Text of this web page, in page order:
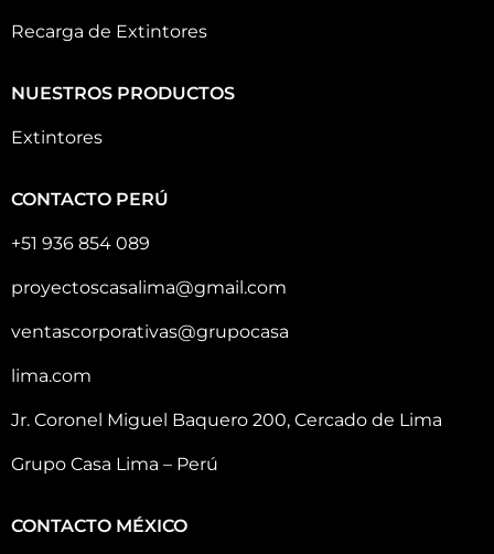
Recarga de Extintores
NUESTROS PRODUCTOS
Extintores
CONTACTO PERÚ
+51 936 854 089
proyectoscasalima@gmail.com
ventascorporativas@grupocasa
lima.com
Jr. Coronel Miguel Baquero 200, Cercado de Lima
Grupo Casa Lima – Perú
CONTACTO MÉXICO